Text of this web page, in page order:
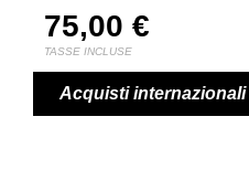
75,00 €
TASSE INCLUSE
Acquisti internazionali